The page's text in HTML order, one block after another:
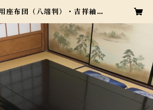
座布団（八端判）・吉祥紬